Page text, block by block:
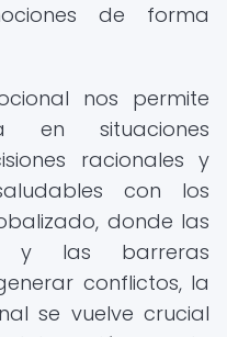
de forma
nos permite
en situaciones
racionales y
con los
donde las
y las barreras
conflictos, la
se vuelve crucial